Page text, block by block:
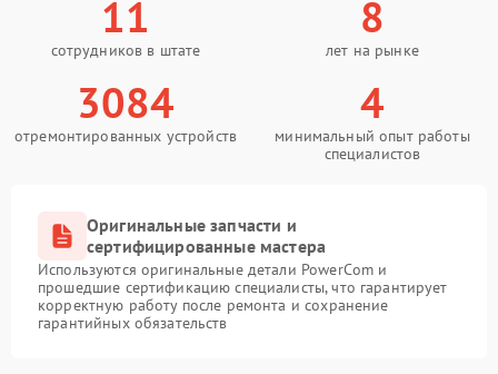
11
сотрудников в штате
8
лет на рынке
3084
отремонтированных устройств
4
минимальный опыт работы
специалистов
Оригинальные запчасти и
сертифицированные мастера
Используются оригинальные детали PowerCom и
прошедшие сертификацию специалисты, что гарантирует
корректную работу после ремонта и сохранение
гарантийных обязательств